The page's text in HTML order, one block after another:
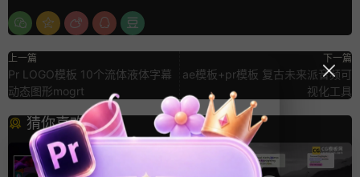
上一篇
Pr LOGO模板 10个流体液体字幕
动态图形mogrt
下一篇
ae模板+pr模板 复古未来派音频可
视化工具
猜你喜欢